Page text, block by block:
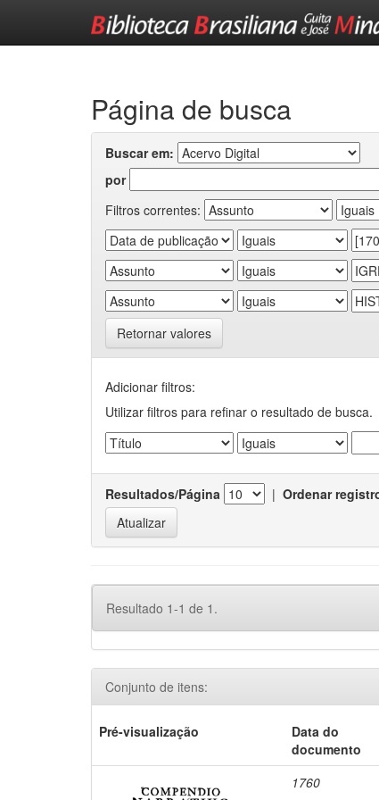
Página de busca
Buscar em:
por
Filtros correntes:
Retornar valores
Adicionar filtros:
Utilizar filtros para refinar o resultado de busca.
Resultados/Página | Ordenar
Resultado 1-1 de 1.
Conjunto de itens:
Pré-visualização
Data do
documento
1760